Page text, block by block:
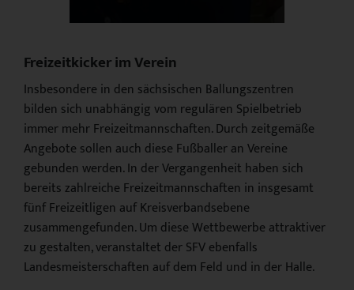
Freizeitkicker im Verein
Insbesondere in den sächsischen Ballungszentren
bilden sich unabhängig vom regulären Spielbetrieb
immer mehr Freizeitmannschaften. Durch zeitgemäße
Angebote sollen auch diese Fußballer an Vereine
gebunden werden. In der Vergangenheit haben sich
bereits zahlreiche Freizeitmannschaften in insgesamt
fünf Freizeitligen auf Kreisverbandsebene
zusammengefunden. Um diese Wettbewerbe attraktiver
zu gestalten, veranstaltet der SFV ebenfalls
Landesmeisterschaften auf dem Feld und in der Halle.